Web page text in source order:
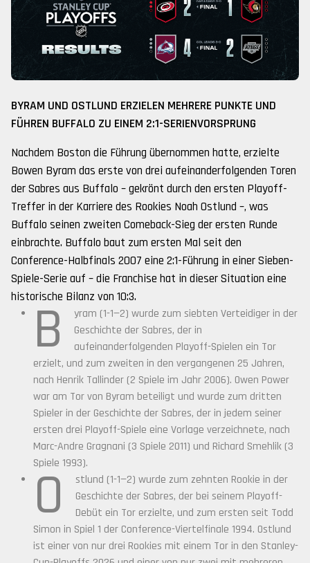
BYRAM UND OSTLUND ERZIELEN MEHRERE PUNKTE UND
FÜHREN BUFFALO ZU EINEM 2:1-SERIENVORSPRUNG
Nachdem Boston die Führung übernommen hatte, erzielte
Bowen Byram das erste von drei aufeinanderfolgenden Toren
der Sabres aus Buffalo – gekrönt durch den ersten Playoff-
Treffer in der Karriere des Rookies Noah Ostlund –, was
Buffalo seinen zweiten Comeback-Sieg der ersten Runde
einbrachte. Buffalo baut zum ersten Mal seit den
Conference-Halbfinals 2007 eine 2:1-Führung in einer Sieben-
Spiele-Serie auf – die Franchise hat in dieser Situation eine
historische Bilanz von 10:3.
B
yram (1-1—2) wurde zum siebten Verteidiger in der
Geschichte der Sabres, der in
aufeinanderfolgenden Playoff-Spielen ein Tor
erzielt, und zum zweiten in den vergangenen 25 Jahren,
nach Henrik Tallinder (2 Spiele im Jahr 2006). Owen Power
war am Tor von Byram beteiligt und wurde zum dritten
Spieler in der Geschichte der Sabres, der in jedem seiner
ersten drei Playoff-Spiele eine Vorlage verzeichnete, nach
Marc-Andre Gragnani (3 Spiele 2011) und Richard Smehlik (3
Spiele 1993).
O
stlund (1-1—2) wurde zum zehnten Rookie in der
Geschichte der Sabres, der bei seinem Playoff-
Debüt ein Tor erzielte, und zum ersten seit Todd
Simon in Spiel 1 der Conference-Viertelfinale 1994. Ostlund
ist einer von nur drei Rookies mit einem Tor in den Stanley-